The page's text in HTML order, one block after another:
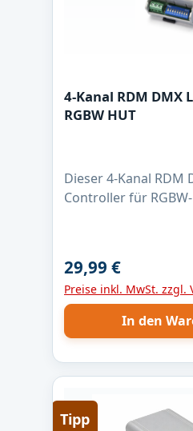
4-Kanal RDM DMX
RGBW HUT
Dieser 4-Kanal RDM
Controller für
PWM-Dimmung und
Frequenz ermöglicht
flimmerfreie
langsamen
für saubere Masse-
Regulärer Preis:
29,99 €
Preise inkl. MwSt. zzgl.
In den
Tipp